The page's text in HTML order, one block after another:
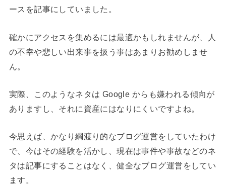
ースを記事にしていました。
確かにアクセスを集めるには最適かもしれませんが、人
の不幸や悲しい出来事を扱う事はあまりお勧めしませ
ん。
実際、このようなネタは Google からも嫌われる傾向が
ありますし、それに資産にはなりにくいですよね。
今思えば、かなり綱渡り的なブログ運営をしていたわけ
で、今はその経験を活かし、現在は事件や事故などのネ
タは記事にすることはなく、健全なブログ運営をしてい
ます。